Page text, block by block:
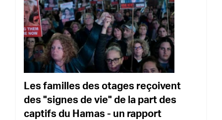
Les familles des otages reçoivent
des "signes de vie" de la part des
captifs du Hamas - un rapport